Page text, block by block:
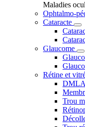
Maladies
Ophtalmo-
Cataracte
Glaucome
Rétine et
DMLA
Trou